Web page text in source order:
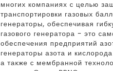
многих компаниях с целью
транспортировки газовых
генераторы, обеспечивая
газового генератора - это
обеспечения предприятий
генераторы азота и
а также с мембранной